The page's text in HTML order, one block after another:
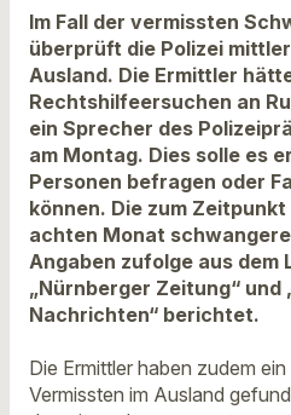
Im Fall der vermissten
überprüft die Polizei
Ausland. Die Ermittler
Rechtshilfeersuchen an
ein Sprecher des
am Montag. Dies solle es
Personen befragen oder
können. Die zum
achten Monat
Angaben zufolge aus dem
„Nürnberger Zeitung“ und
Nachrichten“ berichtet.
Die Ermittler haben zudem
Vermissten im Ausland